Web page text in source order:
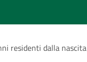
residenti dalla nascita